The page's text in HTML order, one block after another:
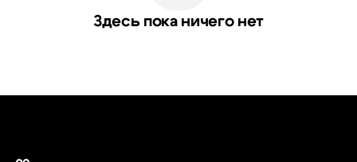
Здесь пока ничего нет